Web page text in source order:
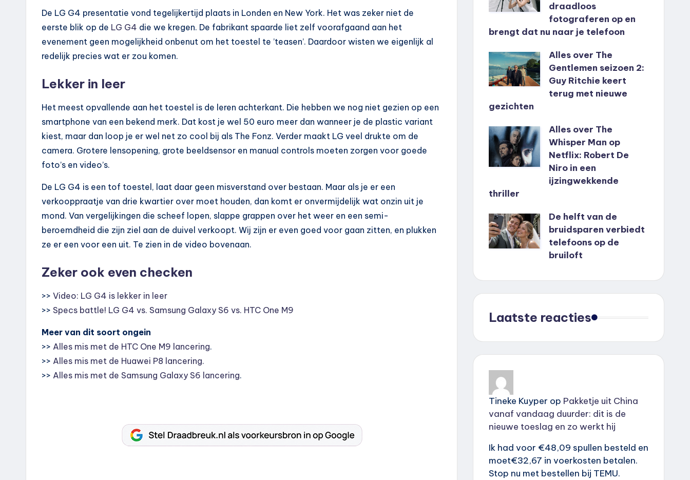
De LG G4 presentatie vond tegelijkertijd plaats in Londen en New York. Het was zeker niet de
eerste blik op de LG G4 die we kregen. De fabrikant spaarde liet zelf voorafgaand aan het
evenement geen mogelijkheid onbenut om het toestel te ’teasen’. Daardoor wisten we eigenlijk al
redelijk precies wat er zou komen.
Lekker in leer
Het meest opvallende aan het toestel is de leren achterkant. Die hebben we nog niet gezien op een
smartphone van een bekend merk. Dat kost je wel 50 euro meer dan wanneer je de plastic variant
kiest, maar dan loop je er wel net zo cool bij als The Fonz. Verder maakt LG veel drukte om de
camera. Grotere lensopening, grote beeldsensor en manual controls moeten zorgen voor goede
foto’s en video’s.
De LG G4 is een tof toestel, laat daar geen misverstand over bestaan. Maar als je er een
verkooppraatje van drie kwartier over moet houden, dan komt er onvermijdelijk wat onzin uit je
mond. Van vergelijkingen die scheef lopen, slappe grappen over het weer en een semi-
beroemdheid die zijn ziel aan de duivel verkoopt. Wij zijn er even goed voor gaan zitten, en plukken
ze er een voor een uit. Te zien in de video bovenaan.
Zeker ook even checken
>> Video: LG G4 is lekker in leer
>> Specs battle! LG G4 vs. Samsung Galaxy S6 vs. HTC One M9
Meer van dit soort ongein
>> Alles mis met de HTC One M9 lancering.
>> Alles mis met de Huawei P8 lancering.
>> Alles mis met de Samsung Galaxy S6 lancering.
draadloos
fotograferen op en
brengt dat nu naar je telefoon
Alles over The
Gentlemen seizoen 2:
Guy Ritchie keert
terug met nieuwe
gezichten
Alles over The
Whisper Man op
Netflix: Robert De
Niro in een
ijzingwekkende
thriller
De helft van de
bruidsparen verbiedt
telefoons op de
bruiloft
Laatste reacties
Tineke Kuyper op Pakketje uit China
vanaf vandaag duurder: dit is de
nieuwe toeslag en zo werkt hij
Ik had voor €48,09 spullen besteld en
moet€32,67 in voerkosten betalen.
Stop nu met bestellen bij TEMU.